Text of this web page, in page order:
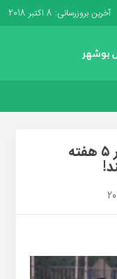
آخرین بروزرسانی: 8 اکتبر 2018
نکته جالب گلزنان ایرانجوان در ۵ هفته